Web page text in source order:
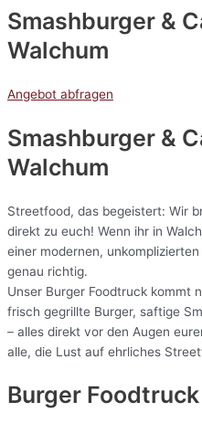
Smashburger &
Walchum
Angebot abfragen
Smashburger &
Walchum
Streetfood, das begeistert: Wir
direkt zu euch! Wenn ihr in
einer modernen,
genau richtig.
Unser Burger Foodtruck kommt
frisch gegrillte Burger, saftige
– alles direkt vor den Augen
alle, die Lust auf ehrliches
Burger